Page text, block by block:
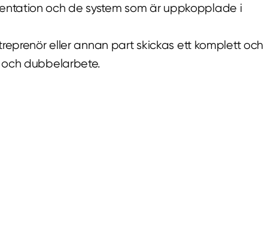
och de system som är uppkopplade i
eller annan part skickas ett komplett och
dubbelarbete.